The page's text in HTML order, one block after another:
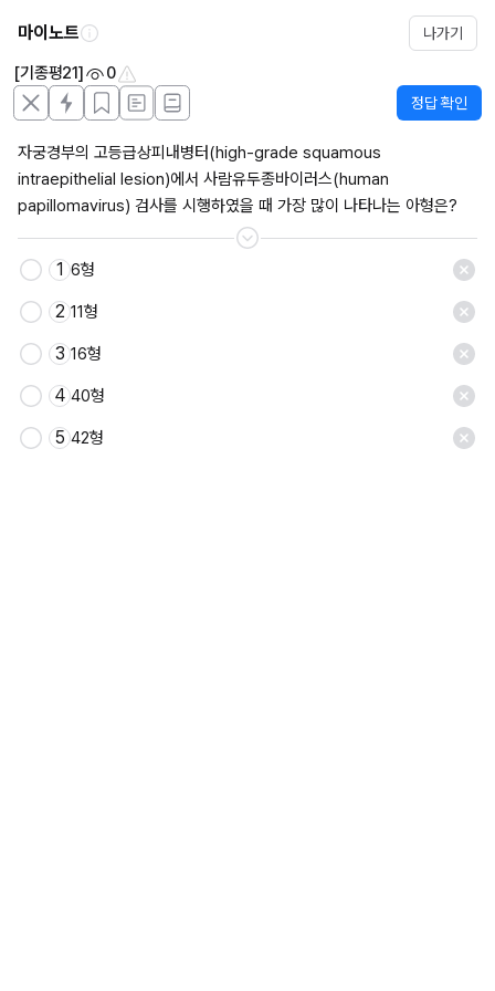
마이노트 나가기
[기종평21] 0
정답 확인
자궁경부의 고등급상피내병터(high-grade squamous
intraepithelial lesion)에서 사람유두종바이러스(human
papillomavirus) 검사를 시행하였을 때 가장 많이 나타나는 아형은?
저장
1 6형
2 11형
3 16형
4 40형
5 42형